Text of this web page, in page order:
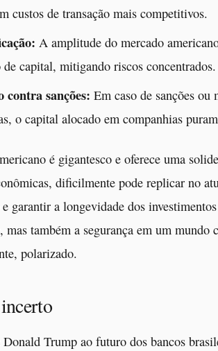
custos de transação mais competitivos.
A amplitude do mercado
de capital, mitigando riscos concentrados.
contra sanções: Em caso de sanções ou
o capital alocado em companhias
é gigantesco e oferece uma
dificilmente pode replicar no
garantir a longevidade dos
mas também a segurança em um mundo
polarizado.
Donald Trump ao futuro dos bancos